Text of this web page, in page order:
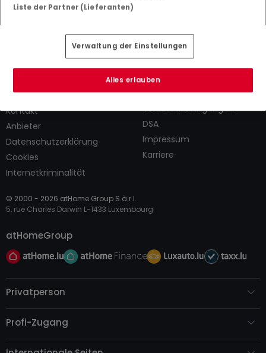
atHomeGroup
Kontakt
Anbieter
Datenschutzerklärung
Cookies
Internetkriminalität
AGB
Verkaufsbedingungen
DSA
Impressum
Karriere
© 2000 - 2026 atHome Group S.à.r.l.
5, rue Charles Darwin L-1433 Luxembourg
atHomeGroup
Privatperson
Profi-Zugang
Liste der Partner (Lieferanten)
Verwaltung der Einstellungen
Alles erlauben